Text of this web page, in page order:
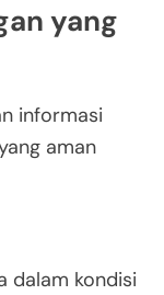
yang
informasi
aman
dalam kondisi